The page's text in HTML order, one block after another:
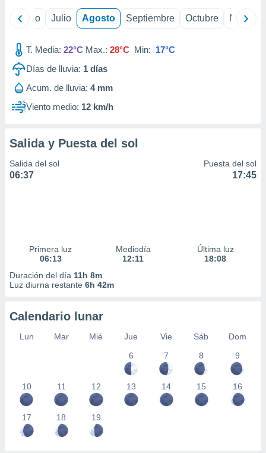
e
mediante
publicidad
de
Junio Julio Agosto Septiembre Octubre
T. Media: 22°C Max.: 28°C Min: 17°C
Días de lluvia: 1 días
Acum. de lluvia: 4 mm
Viento medio: 12 km/h
Salida y Puesta del sol
Salida del sol
06:37
Puesta del sol
17:45
Primera luz
06:13
Mediodía
12:11
Última luz
18:08
Duración del día 11h 8m
Luz diurna restante 6h 42m
Calendario lunar
Lun Mar Mié Jue Vie Sáb
Dom
6
7 8 9
10 11 12 13 14 15 16
17 18 19